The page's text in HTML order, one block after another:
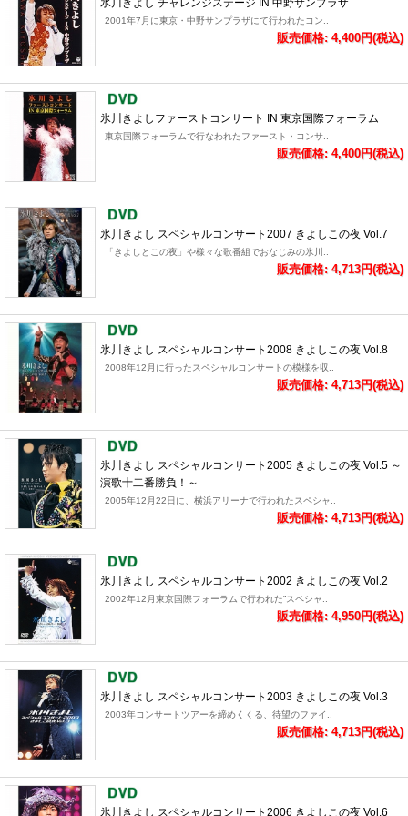
氷川きよし チャレンジステージ IN 中野サンプラザ
2001年7月に東京・中野サンプラザにて行われたコン..
販売価格: 4,400円(税込)
氷川きよしファーストコンサート IN 東京国際フォーラム
東京国際フォーラムで行なわれたファースト・コンサ..
販売価格: 4,400円(税込)
氷川きよし スペシャルコンサート2007 きよしこの夜 Vol.7
「きよしとこの夜」や様々な歌番組でおなじみの氷川..
販売価格: 4,713円(税込)
氷川きよし スペシャルコンサート2008 きよしこの夜 Vol.8
2008年12月に行ったスペシャルコンサートの模様を収..
販売価格: 4,713円(税込)
氷川きよし スペシャルコンサート2005 きよしこの夜 Vol.5 ～
演歌十二番勝負！～
2005年12月22日に、横浜アリーナで行われたスペシャ..
販売価格: 4,713円(税込)
氷川きよし スペシャルコンサート2002 きよしこの夜 Vol.2
2002年12月東京国際フォーラムで行われた”スペシャ..
販売価格: 4,950円(税込)
氷川きよし スペシャルコンサート2003 きよしこの夜 Vol.3
2003年コンサートツアーを締めくくる、待望のファイ..
販売価格: 4,713円(税込)
氷川きよし スペシャルコンサート2006 きよしこの夜 Vol.6